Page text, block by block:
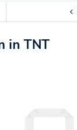
in TNT